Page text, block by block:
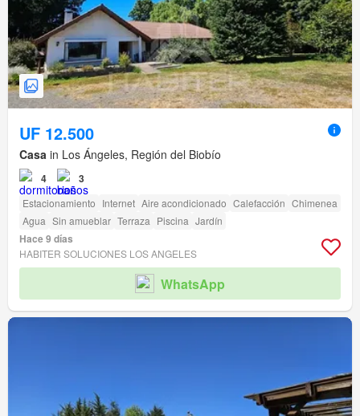
UF 12.500
Casa in Los Ángeles, Región del Biobío
4 3
Estacionamiento Internet Aire acondicionado Calefacción Chimenea
Agua Sin amueblar Terraza Piscina Jardín
Hace 9 días
HABITER SOLUCIONES LOS ANGELES
WhatsApp